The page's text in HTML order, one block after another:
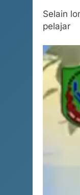
Selain
pelajar